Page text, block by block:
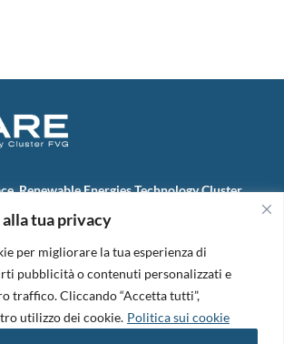
tua privacy
per migliorare la tua esperienza di
pubblicità o contenuti personalizzati e
traffico. Cliccando “Accetta tutti”,
utilizzo dei cookie. Politica sui cookie
Renewable Energies Technology Cluster
(Italy)
Iva: 01138620313
i pagamenti: M5UXCR1